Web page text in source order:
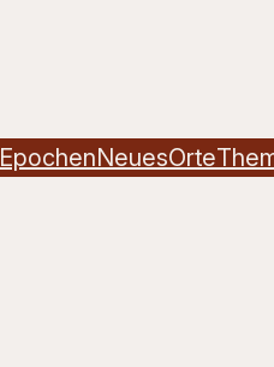
EpochenNeuesOrte